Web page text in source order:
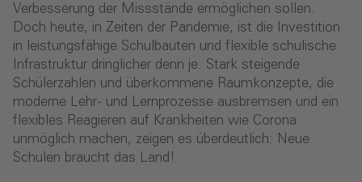
Verbesserung der Missstände ermöglichen sollen.
Doch heute, in Zeiten der Pandemie, ist die Investition
in leistungsfähige Schulbauten und flexible schulische
Infrastruktur dringlicher denn je. Stark steigende
Schülerzahlen und überkommene Raumkonzepte, die
moderne Lehr- und Lernprozesse ausbremsen und ein
flexibles Reagieren auf Krankheiten wie Corona
unmöglich machen, zeigen es überdeutlich: Neue
Schulen braucht das Land!